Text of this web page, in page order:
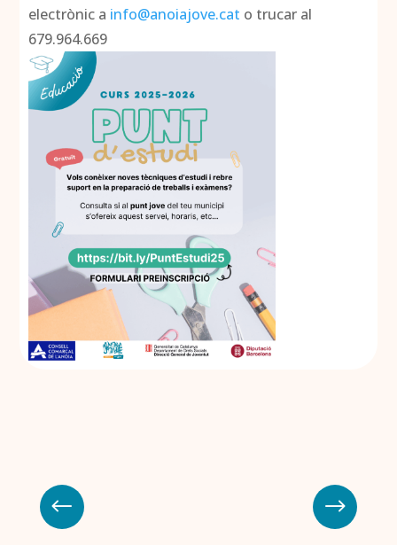
electrònic a info@anoiajove.cat o trucar al
679.964.669